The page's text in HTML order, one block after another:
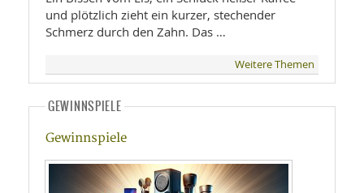
und plötzlich zieht ein kurzer, stechender
Schmerz durch den Zahn. Das …
Weitere Themen
GEWINNSPIELE
Gewinnspiele